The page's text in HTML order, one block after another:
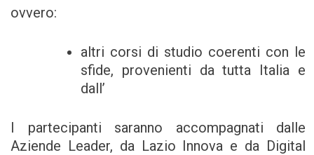
ovvero:
altri corsi di studio coerenti con le
sfide, provenienti da tutta Italia e
dall’
I partecipanti saranno accompagnati dalle
Aziende Leader, da Lazio Innova e da Digital